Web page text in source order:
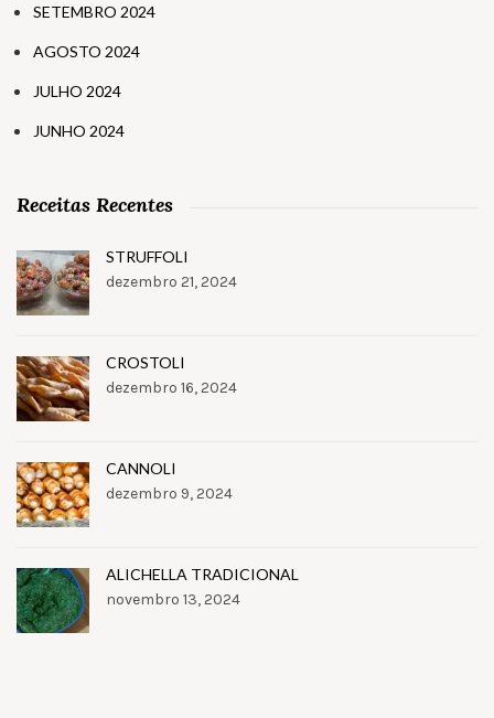
SETEMBRO 2024
AGOSTO 2024
JULHO 2024
JUNHO 2024
Receitas Recentes
STRUFFOLI
dezembro 21, 2024
CROSTOLI
dezembro 16, 2024
CANNOLI
dezembro 9, 2024
ALICHELLA TRADICIONAL
novembro 13, 2024